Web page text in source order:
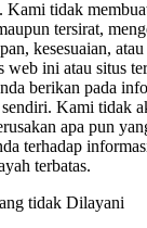
Kami tidak
tersirat,
kesesuaian,
web ini atau situs
berikan pada
Kami tidak
apa pun
terhadap
terbatas.
tidak Dilayani